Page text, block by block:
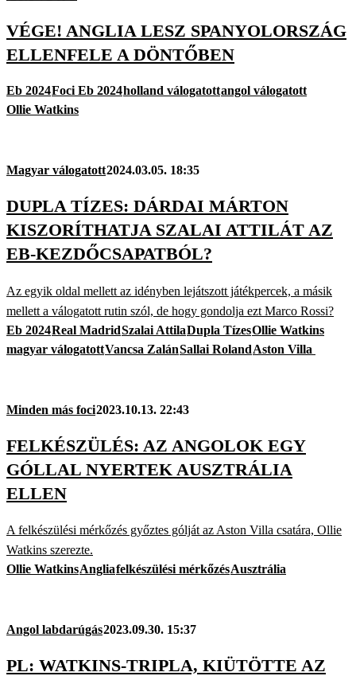
VÉGE! ANGLIA LESZ SPANYOLORSZÁG
ELLENFELE A DÖNTŐBEN
Eb 2024Foci Eb 2024holland válogatottangol válogatott
Ollie Watkins
Magyar válogatott2024.03.05. 18:35
DUPLA TÍZES: DÁRDAI MÁRTON
KISZORÍTHATJA SZALAI ATTILÁT AZ
EB-KEZDŐCSAPATBÓL?
Az egyik oldal mellett az idényben lejátszott játékpercek, a másik
mellett a válogatott rutin szól, de hogy gondolja ezt Marco Rossi?
Eb 2024Real MadridSzalai AttilaDupla TízesOllie Watkins
magyar válogatottVancsa ZalánSallai RolandAston Villa
Minden más foci2023.10.13. 22:43
FELKÉSZÜLÉS: AZ ANGOLOK EGY
GÓLLAL NYERTEK AUSZTRÁLIA
ELLEN
A felkészülési mérkőzés győztes gólját az Aston Villa csatára, Ollie
Watkins szerezte.
Ollie WatkinsAngliafelkészülési mérkőzésAusztrália
Angol labdarúgás2023.09.30. 15:37
PL: WATKINS-TRIPLA, KIÜTÖTTE AZ